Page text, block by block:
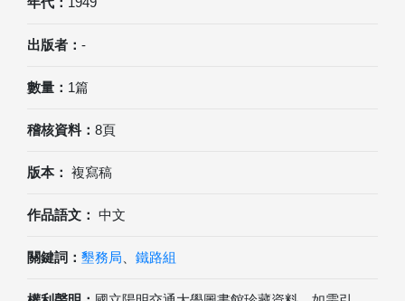
出版者： -
數量： 1篇
稽核資料： 8頁
版本： 複寫稿
作品語文： 中文
關鍵詞： 墾務局 鐵路組